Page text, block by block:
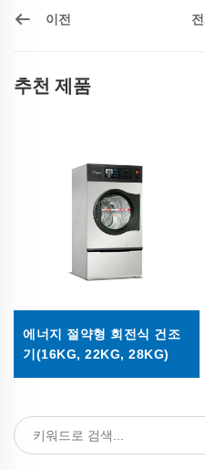
이전 전
추천 제품
에너지 절약형 회전식 건조
기(16KG, 22KG, 28KG)